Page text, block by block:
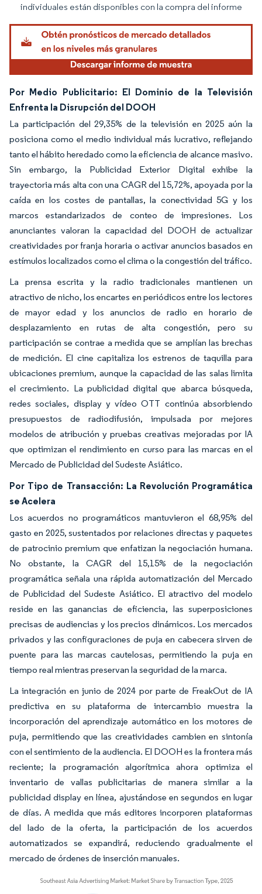
individuales están disponibles con la compra del informe
Por Medio Publicitario: El Dominio de la Televisión
Enfrenta la Disrupción del DOOH
La participación del 29,35% de la televisión en 2025 aún la
posiciona como el medio individual más lucrativo, reflejando
tanto el hábito heredado como la eficiencia de alcance masivo.
Sin embargo, la Publicidad Exterior Digital exhibe la
trayectoria más alta con una CAGR del 15,72%, apoyada por la
caída en los costes de pantallas, la conectividad 5G y los
marcos estandarizados de conteo de impresiones. Los
anunciantes valoran la capacidad del DOOH de actualizar
creatividades por franja horaria o activar anuncios basados en
estímulos localizados como el clima o la congestión del tráfico.
La prensa escrita y la radio tradicionales mantienen un
atractivo de nicho, los encartes en periódicos entre los lectores
de mayor edad y los anuncios de radio en horario de
desplazamiento en rutas de alta congestión, pero su
participación se contrae a medida que se amplían las brechas
de medición. El cine capitaliza los estrenos de taquilla para
ubicaciones premium, aunque la capacidad de las salas limita
el crecimiento. La publicidad digital que abarca búsqueda,
redes sociales, display y vídeo OTT continúa absorbiendo
presupuestos de radiodifusión, impulsada por mejores
modelos de atribución y pruebas creativas mejoradas por IA
que optimizan el rendimiento en curso para las marcas en el
Mercado de Publicidad del Sudeste Asiático.
Por Tipo de Transacción: La Revolución Programática
se Acelera
Los acuerdos no programáticos mantuvieron el 68,95% del
gasto en 2025, sustentados por relaciones directas y paquetes
de patrocinio premium que enfatizan la negociación humana.
No obstante, la CAGR del 15,15% de la negociación
programática señala una rápida automatización del Mercado
de Publicidad del Sudeste Asiático. El atractivo del modelo
reside en las ganancias de eficiencia, las superposiciones
precisas de audiencias y los precios dinámicos. Los mercados
privados y las configuraciones de puja en cabecera sirven de
puente para las marcas cautelosas, permitiendo la puja en
tiempo real mientras preservan la seguridad de la marca.
La integración en junio de 2024 por parte de FreakOut de IA
predictiva en su plataforma de intercambio muestra la
incorporación del aprendizaje automático en los motores de
puja, permitiendo que las creatividades cambien en sintonía
con el sentimiento de la audiencia. El DOOH es la frontera más
reciente; la programación algorítmica ahora optimiza el
inventario de vallas publicitarias de manera similar a la
publicidad display en línea, ajustándose en segundos en lugar
de días. A medida que más editores incorporen plataformas
del lado de la oferta, la participación de los acuerdos
automatizados se expandirá, reduciendo gradualmente el
mercado de órdenes de inserción manuales.